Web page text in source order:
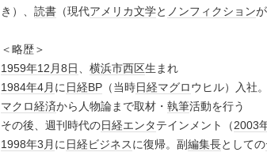
き）、 読書 （現代アメリカ文学と ノンフィクション
＜略歴＞
1959年12月8日、 横浜市西区生まれ
1984年4月 に日経BP （当時日経マグロウヒル）入社。
マクロ経済から人物論まで取材・ 執筆活動を行う
その後、週刊時代の日経エンタテインメント（2003
1998年3月 に日経ビジネスに復帰。副編集長としての